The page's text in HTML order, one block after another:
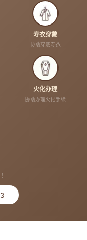
寿衣穿戴
协助穿戴寿衣
火化办理
协助办理火化手续